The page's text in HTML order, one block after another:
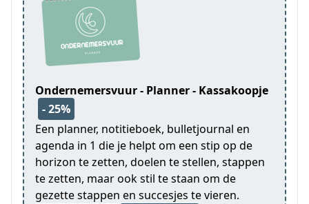
Ondernemersvuur - Planner - Kassakoopje
- 25%
Een planner, notitieboek, bulletjournal en
agenda in 1 die je helpt om een stip op de
horizon te zetten, doelen te stellen, stappen
te zetten, maar ook stil te staan om de
gezette stappen en succesjes te vieren.